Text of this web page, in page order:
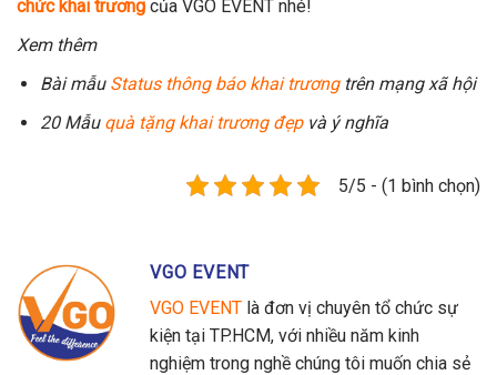
chức khai trương của VGO EVENT nhé!
Xem thêm
Bài mẫu Status thông báo khai trươngtrên mạng xã hội
20 Mẫu quà tặng khai trươngđẹpvà ý nghĩa
5/5 - (1 bình chọn)
VGO EVENT
VGO EVENT là đơn vị chuyên tổ chức sự
kiện tại TP.HCM, với nhiều năm kinh
nghiệm trong nghề chúng tôi muốn chia sẻ